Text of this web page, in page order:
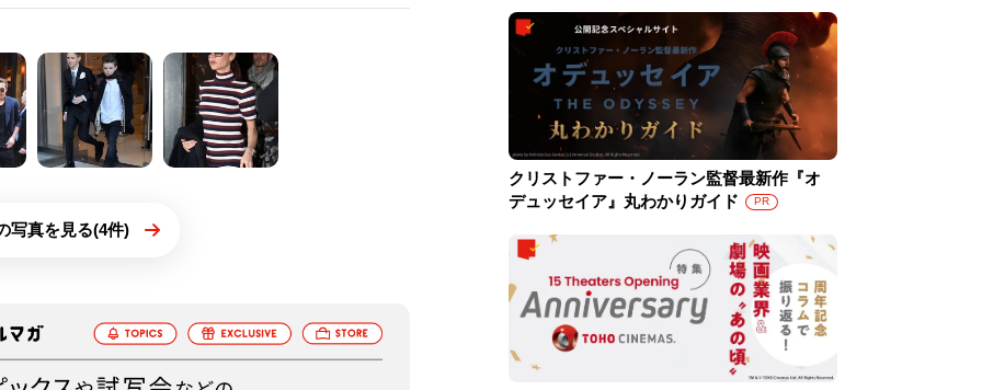
写真を見る(4件)
クリストファー・ノーラン監督最新作『オ
デュッセイア』丸わかりガイド
PR